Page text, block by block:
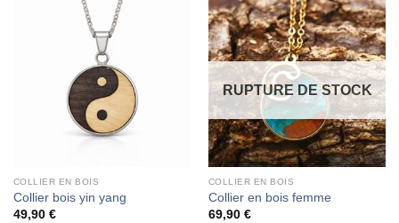
COLLIER EN BOIS
Collier bois yin yang
49,90 €
RUPTURE DE STOCK
COLLIER EN BOIS
Collier en bois femme
69,90 €